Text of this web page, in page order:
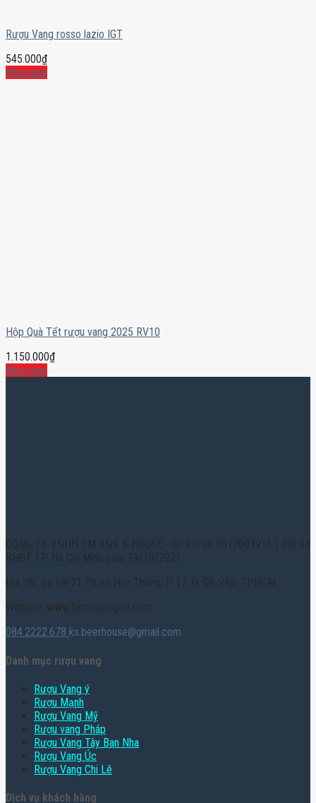
Rượu Vang rosso lazio IGT
545.000₫
Mua ngay
Hộp Quà Tết rượu vang 2025 RV10
1.150.000₫
Mua ngay
CÔNG TY TNHH TM XNK K HOUSE - GPKD số 0317003916 | Bởi Sở
KHĐT TP. Hồ Chí Minh cấp: 29/10/2021
Địa chỉ: Số 69-71 Phạm Huy Thông, P. 17, Q. Gò Vấp, TPHCM
Website: www.hamruoungon.com
084.2222.678 ks.beerhouse@gmail.com
Danh mục rượu vang
Rượu Vang ý
Rượu Mạnh
Rượu Vang Mỹ
Rượu vang Pháp
Rượu Vang Tây Ban Nha
Rượu Vang Úc
Rượu Vang Chi Lê
Dịch vụ khách hàng